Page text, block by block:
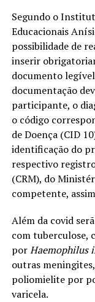
Segundo o
Educacionais
possibilidade de
inserir
documento
documentação
participante, o
o código
de Doença (CID
identificação do
respectivo
(CRM), do
competente,
Além da covid
com tuberculose,
porHaemophilus
outras
poliomielite por
varicela.